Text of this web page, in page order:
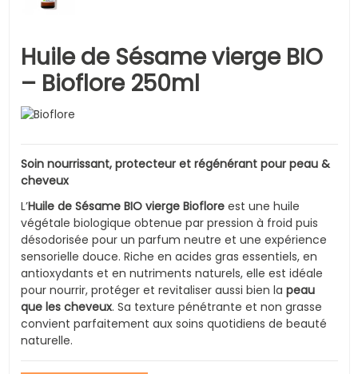
Huile de Sésame vierge BIO
– Bioflore 250ml
Soin nourrissant, protecteur et régénérant pour peau &
cheveux
L’Huile de Sésame BIO vierge Biofloreest une huile
végétale biologique obtenue par pression à froid puis
désodorisée pour un parfum neutre et une expérience
sensorielle douce. Riche en acides gras essentiels, en
antioxydants et en nutriments naturels, elle est idéale
pour nourrir, protéger et revitaliser aussi bien la peau
que les cheveux. Sa texture pénétrante et non grasse
convient parfaitement aux soins quotidiens de beauté
naturelle.